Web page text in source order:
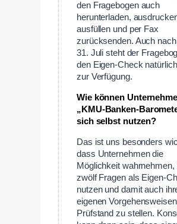
den Fragebogen auch
herunterladen,
ausfüllen und per Fax
zurücksenden. Auch
31. Juli steht der
den Eigen-Check
zur Verfügung.
Wie können
„KMU-Banken-
sich selbst nutzen?
Das ist uns besonders
dass Unternehmen die
Möglichkeit wahrnehmen,
zwölf Fragen als Eigen-
nutzen und damit auch
eigenen
Prüfstand zu stellen.